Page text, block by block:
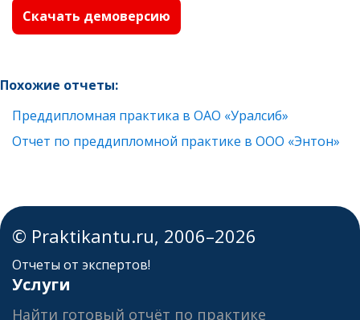
Скачать демоверсию
Похожие отчеты:
Преддипломная практика в ОАО «Уралсиб»
Отчет по преддипломной практике в ООО «Энтон»
© Praktikantu.ru, 2006–2026
Отчеты от экспертов!
Услуги
Найти готовый отчёт по практике